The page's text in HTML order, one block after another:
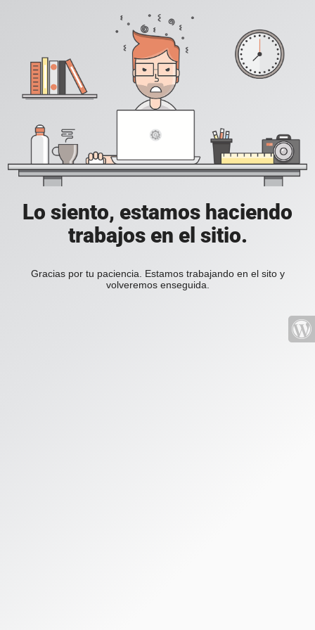
Lo siento, estamos haciendo
trabajos en el sitio.
Gracias por tu paciencia. Estamos trabajando en el sito y
volveremos enseguida.